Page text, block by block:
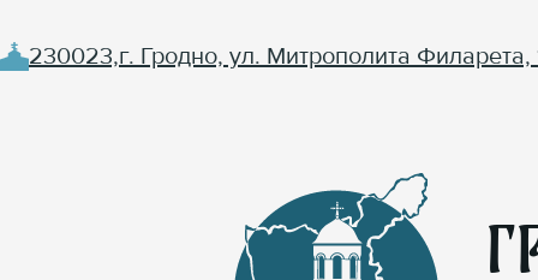
230023,г. Гродно, ул. Митрополита Филарета,